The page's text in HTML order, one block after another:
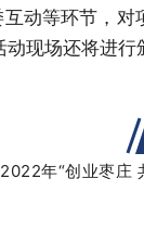
动等环节，
现场还将进行